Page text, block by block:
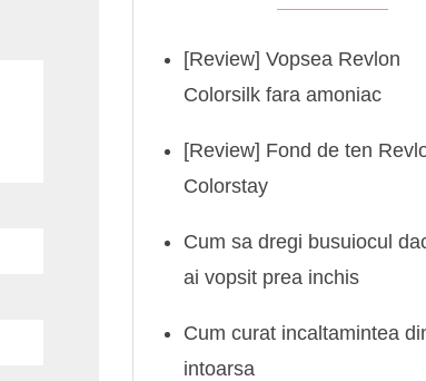
[Review] Vopsea Revlon
Colorsilk fara amoniac
[Review] Fond de ten
Colorstay
Cum sa dregi busuiocul
ai vopsit prea inchis
Cum curat incaltamintea
intoarsa